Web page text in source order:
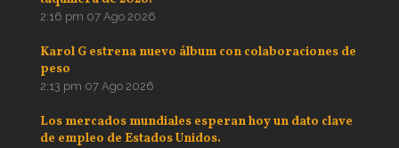
2:16 pm 07 Ago 2026
Karol G estrena nuevo álbum con colaboraciones de
peso
2:13 pm 07 Ago 2026
Los mercados mundiales esperan hoy un dato clave
de empleo de Estados Unidos.